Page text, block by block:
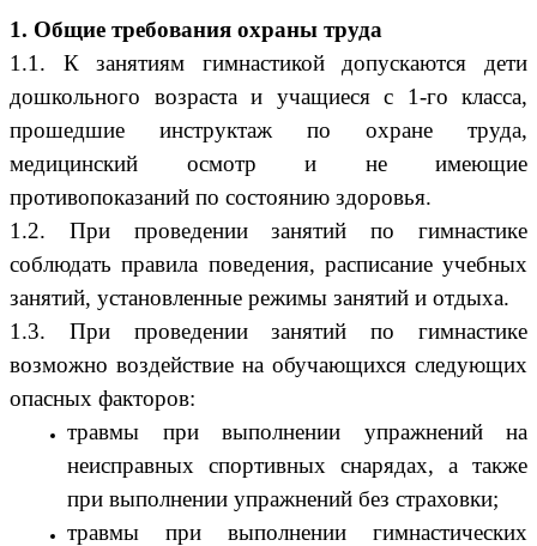
1. Общие требования охраны труда
1.1. К занятиям гимнастикой допускаются дети
дошкольного возраста и учащиеся с 1-го класса,
прошедшие инструктаж по охране труда,
медицинский осмотр и не имеющие
противопоказаний по состоянию здоровья.
1.2. При проведении занятий по гимнастике
соблюдать правила поведения, расписание учебных
занятий, установленные режимы занятий и отдыха.
1.3. При проведении занятий по гимнастике
возможно воздействие на обучающихся следующих
опасных факторов:
травмы при выполнении упражнений на
неисправных спортивных снарядах, а также
при выполнении упражнений без страховки;
травмы при выполнении гимнастических